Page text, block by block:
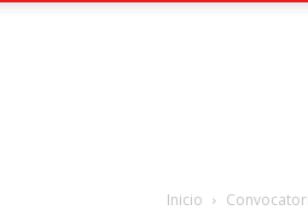
Inicio